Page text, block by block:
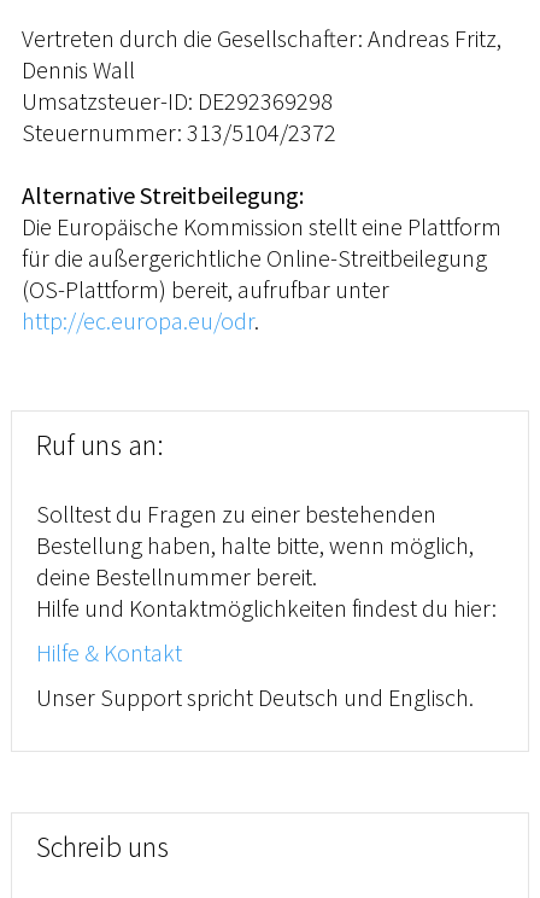
Vertreten durch die Gesellschafter: Andreas Fritz,
Dennis Wall
Umsatzsteuer-ID: DE292369298
Steuernummer: 313/5104/2372
Alternative Streitbeilegung:
Die Europäische Kommission stellt eine Plattform
für die außergerichtliche Online-Streitbeilegung
(OS-Plattform) bereit, aufrufbar unter
http://ec.europa.eu/odr.
Ruf uns an:
Solltest du Fragen zu einer bestehenden
Bestellung haben, halte bitte, wenn möglich,
deine Bestellnummer bereit.
Hilfe und Kontaktmöglichkeiten findest du hier:
Hilfe & Kontakt
Unser Support spricht Deutsch und Englisch.
Schreib uns